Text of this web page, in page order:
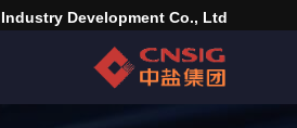
Development Co., Ltd.